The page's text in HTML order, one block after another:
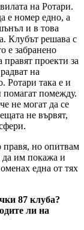
на Ротари.
е номер едно, а
и в това
Клубът решава с
е забранено
проекти за
на
Ротари така е и
помагат помежду.
не могат да се
не вървят,
правя, но опитвам
да им покажа и
една от тях
87 клуба?
ли на